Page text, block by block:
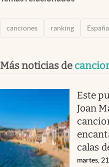
canciones ranking España
Más noticias de
Este
Joan
calas
martes,